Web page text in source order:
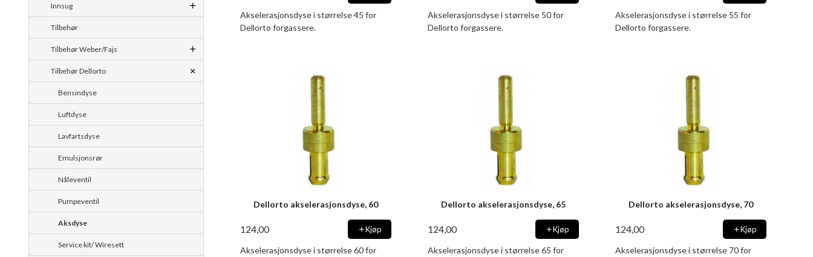
Innsug
Tilbehør
Tilbehør Weber/Fajs
Tilbehør Dellorto
Bensindyse
Luftdyse
Lavfartsdyse
Emulsjonsrør
Nåleventil
Pumpeventil
Aksdyse
Service kit/ Wiresett
Akselerasjonsdyse i størrelse 45 for
Dellorto forgassere.
Akselerasjonsdyse i størrelse 50 for
Dellorto forgassere.
Akselerasjonsdyse i størrelse 55 for
Dellorto forgassere.
Dellorto akselerasjonsdyse, 60
124,00 Kjøp
Akselerasjonsdyse i størrelse 60 for
Dellorto akselerasjonsdyse, 65
124,00 Kjøp
Akselerasjonsdyse i størrelse 65 for
Dellorto akselerasjonsdyse, 70
124,00 Kjøp
Akselerasjonsdyse i størrelse 70 for